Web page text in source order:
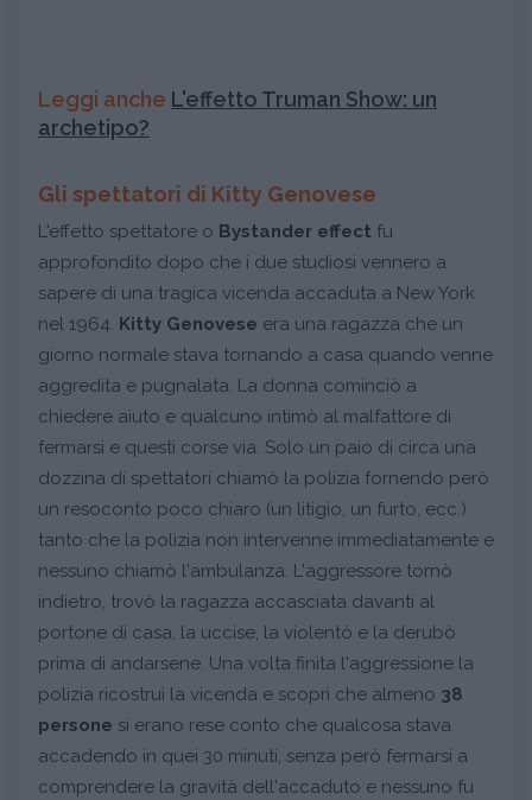
Leggi anche L'effetto Truman Show: un
archetipo?
Gli spettatori di Kitty Genovese
L'effetto spettatore o Bystander effect fu
approfondito dopo che i due studiosi vennero a
sapere di una tragica vicenda accaduta a New York
nel 1964. Kitty Genovese era una ragazza che un
giorno normale stava tornando a casa quando venne
aggredita e pugnalata. La donna cominciò a
chiedere aiuto e qualcuno intimò al malfattore di
fermarsi e questi corse via. Solo un paio di circa una
dozzina di spettatori chiamò la polizia fornendo però
un resoconto poco chiaro (un litigio, un furto, ecc.)
tanto che la polizia non intervenne immediatamente e
nessuno chiamò l'ambulanza. L'aggressore tornò
indietro, trovò la ragazza accasciata davanti al
portone di casa, la uccise, la violentò e la derubò
prima di andarsene. Una volta finita l'aggressione la
polizia ricostruì la vicenda e scoprì che almeno 38
persone si erano rese conto che qualcosa stava
accadendo in quei 30 minuti, senza però fermarsi a
comprendere la gravità dell'accaduto e nessuno fu